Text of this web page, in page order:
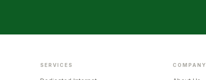
SERVICES COMPANY